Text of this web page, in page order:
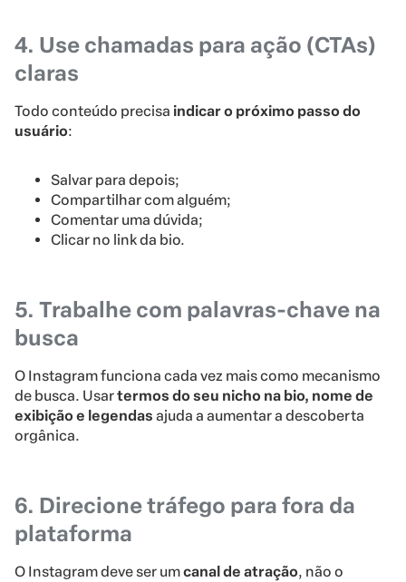
4. Use chamadas para ação (CTAs)
claras
Todo conteúdo precisa indicar o próximo passo do
usuário:
Salvar para depois;
Compartilhar com alguém;
Comentar uma dúvida;
Clicar no link da bio.
5. Trabalhe com palavras-chave na
busca
O Instagram funciona cada vez mais como mecanismo
de busca. Usartermos do seu nicho na bio, nome de
exibição e legendas ajuda a aumentar a descoberta
orgânica.
6. Direcione tráfego para fora da
plataforma
O Instagram deve ser umcanal de atração, não o